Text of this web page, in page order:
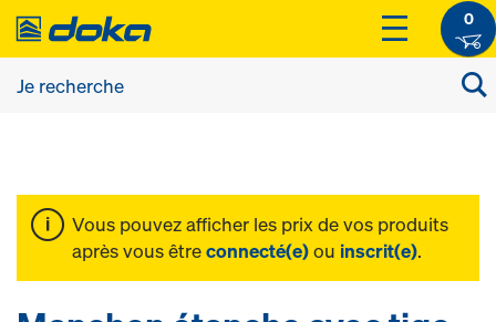
0
Vous pouvez afficher les prix de vos produits
après vous êtreconnecté(e)ou inscrit(e).